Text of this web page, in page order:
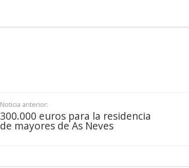
Noticia anterior:
300.000 euros para la residencia
de mayores de As Neves